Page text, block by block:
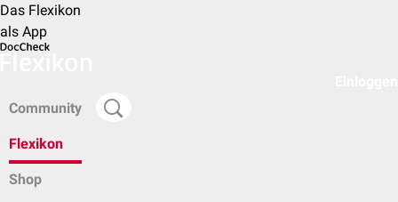
Das Flexikon
als App
Community
Flexikon
Shop